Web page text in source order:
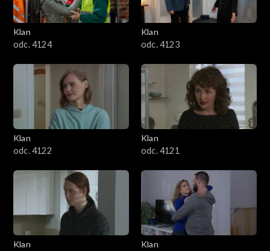
Klan
odc. 4124
Klan
odc. 4123
Klan
odc. 4122
Klan
odc. 4121
Klan
Klan